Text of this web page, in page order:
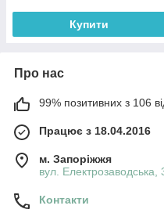
Купити
Про нас
99% позитивних з 106
Працює з 18.04.2016
м. Запоріжжя
вул. Електрозаводська,
Контакти